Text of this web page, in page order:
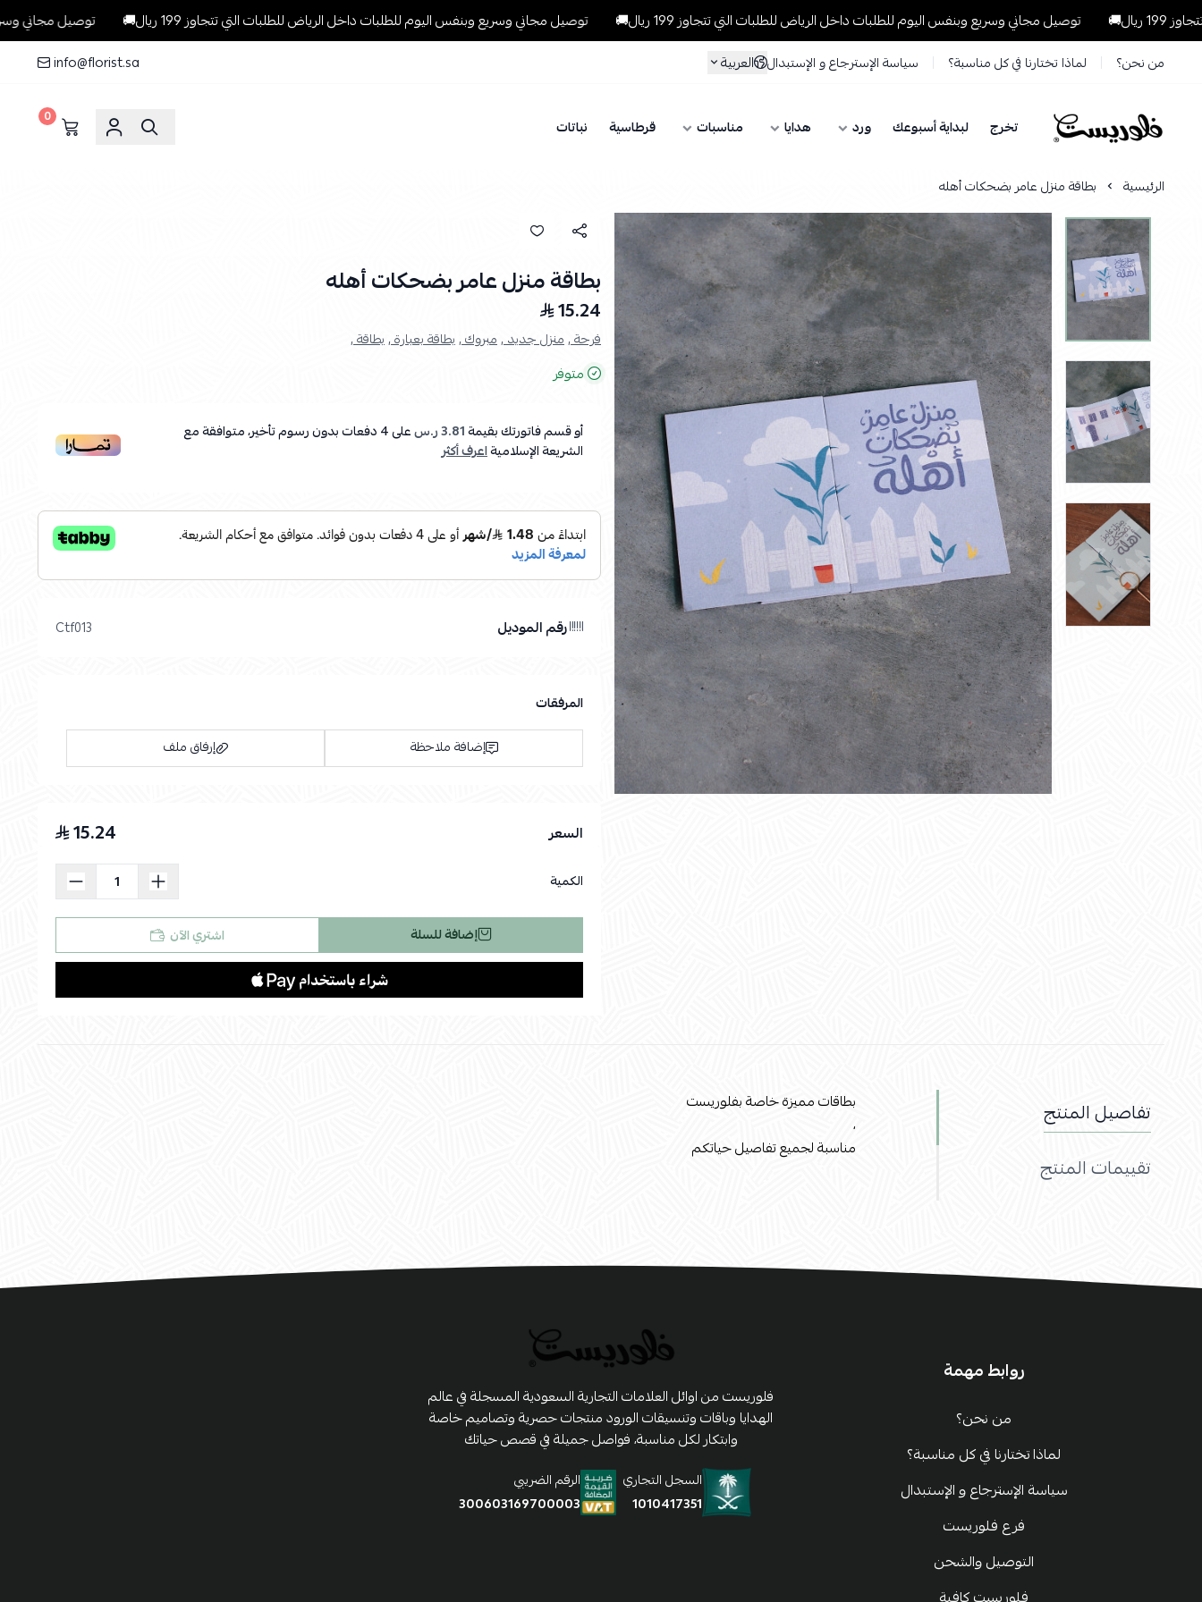
توصيل مجاني وسريع وبنفس اليوم للطلبات داخل الرياض للطلبات التي تتجاوز 199 ريال🚚 توصيل مجاني وسريع وبنفس اليوم للطلبات داخل الرياض للطلبات التي تتجاوز 199 ريال🚚 توصيل مجاني وسريع وبنفس
من نحن؟ لماذا تختارنا في كل مناسبة؟ سياسة الإسترجاع و الإستبدال العربية info@florist.sa
فلوريست Florist تخرج لبداية أسبوعك ورد هدايا مناسبات قرطاسية نباتات 0
الرئيسية بطاقة منزل عامر بضحكات أهله
بطاقة منزل عامر بضحكات أهله
15.24
فرحة ,منزل جديد ,مبروك ,بطاقة بعبارة ,بطاقة ,
متوفر
أو قسم فاتورتك بقيمة3.81 ر.س على4دفعات بدون رسوم تأخير، متوافقة مع
الشريعة الإسلاميةاعرف أكثر
رقم الموديل Ctf013
المرفقات
إضافة ملاحظة
إرفاق ملف
السعر 15.24
الكمية
إضافة للسلة اشتري الآن
تفاصيل المنتج
تقييمات المنتج
بطاقات مميزة خاصة بفلوريست
،
مناسبة لجميع تفاصيل حياتكم
روابط مهمة
من نحن؟
لماذا تختارنا في كل مناسبة؟
سياسة الإسترجاع و الإستبدال
فرع فلوريست
التوصيل والشحن
فلوريست من اوائل العلامات التجارية السعودية المسجلة في عالم
الهدايا وباقات وتنسيقات الورود منتجات حصرية وتصاميم خاصة
وابتكار لكل مناسبة، فواصل جميلة في قصص حياتك
السجل التجاري
1010417351
الرقم الضريبي
300603169700003